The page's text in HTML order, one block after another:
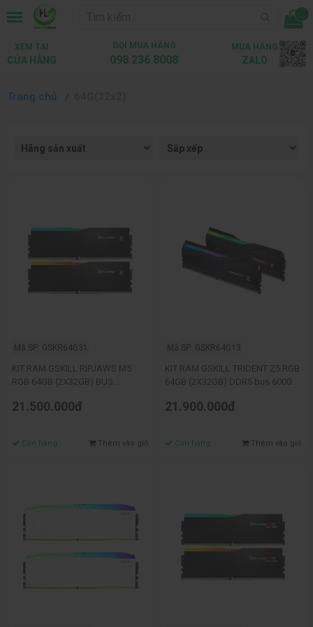
...
XEM TẠI
CỬA HÀNG
GỌI MUA HÀNG
098.236.8008
MUA HÀNG
ZALO
Trang chủ
Mã SP: GSKR64G31
KIT RAM GSKILL RIPJAWS M5
RGB 64GB (2X32GB) BUS
6400J3239G32GX2-RM5RK)
21.500.000đ
Còn hàng Thêm vào giỏ
Mã SP: GSKR64G13
KIT RAM GSKILL TRIDENT Z5 RGB
64GB (2X32GB) DDR5 bus 6000
BLACK
21.900.000đ
Còn hàng Thêm vào giỏ